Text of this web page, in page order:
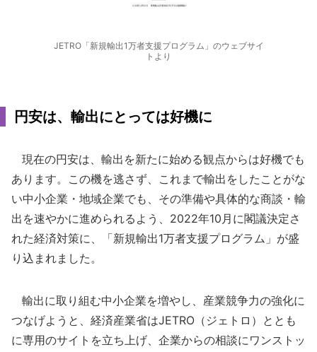
JETRO「新規輸出1万者支援プログラム」のウェブサイ
トより
円安は、輸出にとっては好機に
現在の円安は、輸出を新たに始める観点からは好機でも
あります。この機を逃さず、これまで輸出をしたことがな
い中小企業・地域企業でも、その準備や具体的な商談・輸
出を速やかに進められるよう、2022年10月に閣議決定さ
れた経済対策に、「新規輸出1万者支援プログラム」が盛
り込まれました。
輸出に取り組む中小企業を増やし、産業競争力の強化に
つなげようと、経済産業省はJETRO（ジェトロ）ととも
に専用のサイトを立ち上げ、企業からの相談にワンストッ